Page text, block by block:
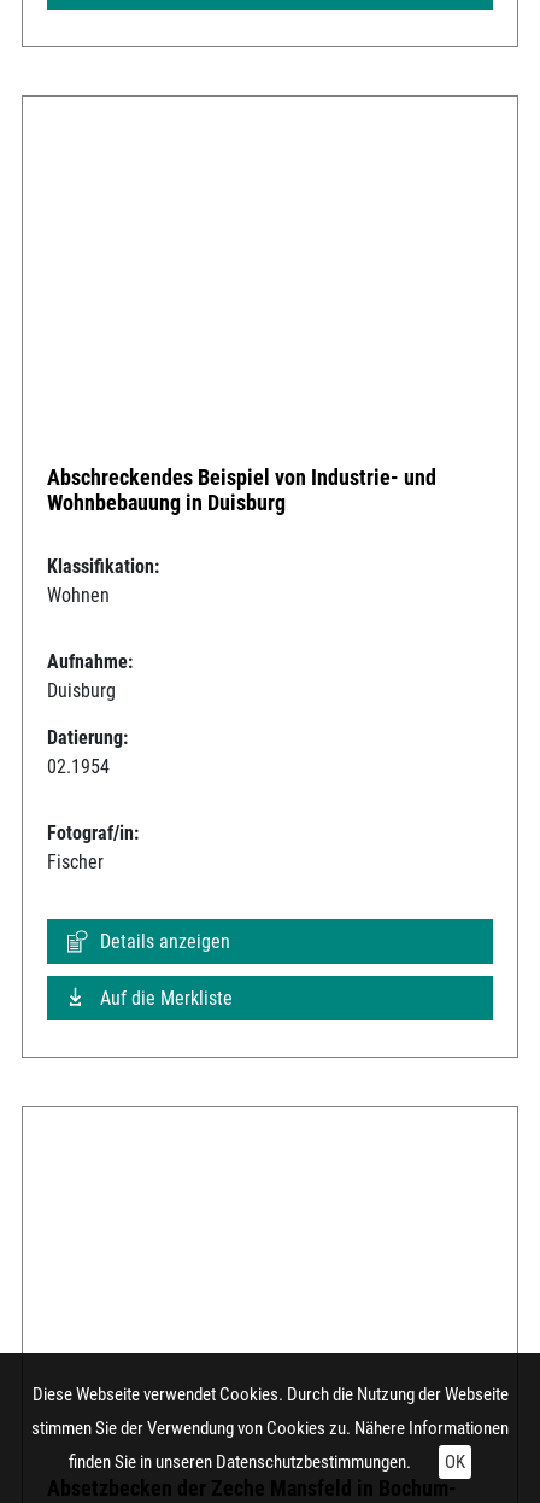
Abschreckendes Beispiel von Industrie- und
Wohnbebauung in Duisburg
Klassifikation:
Wohnen
Aufnahme:
Duisburg
Datierung:
02.1954
Fotograf/in:
Fischer
Details anzeigen
Auf die Merkliste
Absetzbecken der Zeche Mansfeld in Bochum-
Diese Webseite verwendet Cookies. Durch die Nutzung der Webseite
stimmen Sie der Verwendung von Cookies zu. Nähere Informationen
finden Sie in unseren Datenschutzbestimmungen. OK